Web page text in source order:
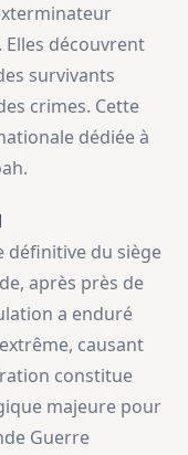
Elles découvrent
survivants
crimes. Cette
dédiée à
définitive du siège
après près de
a enduré
causant
constitue
majeure pour
Guerre